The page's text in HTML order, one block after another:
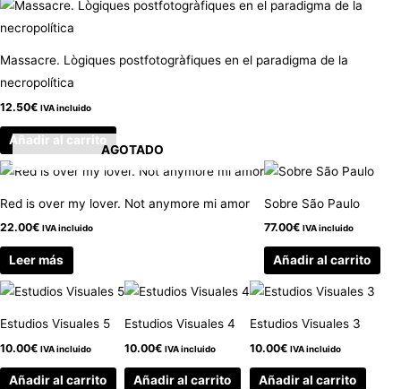
Massacre. Lògiques postfotogràfiques en el paradigma de la
necropolítica
12.50€ IVA incluido
Añadir al carrito
AGOTADO
Red is over my lover. Not anymore mi amor
22.00€ IVA incluido
Leer más
Sobre São Paulo
77.00€ IVA incluido
Añadir al carrito
Estudios Visuales 5
10.00€ IVA incluido
Añadir al carrito
Estudios Visuales 4
10.00€ IVA incluido
Añadir al carrito
Estudios Visuales 3
10.00€ IVA incluido
Añadir al carrito